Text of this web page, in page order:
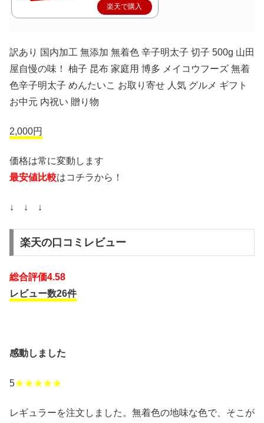
楽天で購入
訳あり 国内加工 無添加 無着色 辛子明太子 切子 500g 山田
屋自慢の味！ 柚子 昆布 家庭用 博多 メイコウフーズ 無着
色辛子明太子 めんたいこ お取り寄せ 人気 グルメ ギフト
お中元 内祝い 贈り物
2,000円
価格は常に変動します
最安値比較はコチラから！
↓ ↓ ↓
楽天の口コミレビュー
総合評価4.58
レビュー数26件
感動しました
5★★★★★
レギュラーを注文しました。無着色の地味な色で、そこが